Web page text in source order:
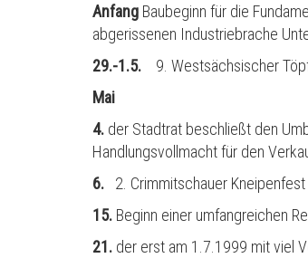
Anfang Baubeginn für die
abgerissenen Industriebrache
29.-1.5.
9. Westsächsischer
Mai
4. der Stadtrat beschließt den
Handlungsvollmacht für den
6. 2. Crimmitschauer Kneipenfest
15. Beginn einer umfangreichen
21. der erst am 1.7.1999 mit viel